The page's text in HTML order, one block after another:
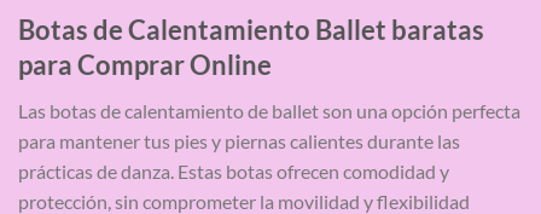
Botas de Calentamiento Ballet baratas
para Comprar Online
Las botas de calentamiento de ballet son una opción perfecta
para mantener tus pies y piernas calientes durante las
prácticas de danza. Estas botas ofrecen comodidad y
protección, sin comprometer la movilidad y flexibilidad